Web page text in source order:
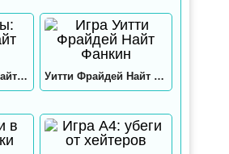
Моды: Фрайдей Найт Фанкин Уитти Фрайдей Найт Фанкин